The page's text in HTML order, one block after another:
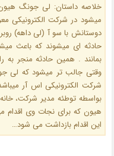
خلاصه داستان: لی جونگ
میشود در شرکت الکترونیکی
دوستانش با سو آ (لی داهه)
حادثه ای میشوند که باعث
بمانند . همین حادثه منجر به
وقتی جالب تر میشود که لی
شرکت الکترونیکی اس آر
بواسطه توطئه مدیر شرکت،
هیون که برای نجات وی اقدام
این اقدام بازداشت می شود…